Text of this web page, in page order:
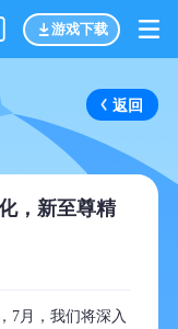
游戏下载
返回
，新至尊精
7月，我们将深入